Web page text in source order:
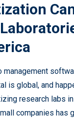
management
is global, and
research labs
companies has